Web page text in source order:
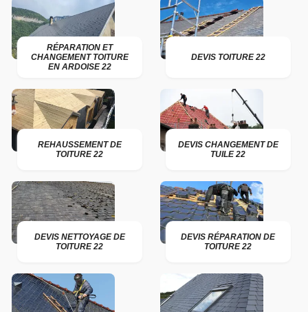
RÉPARATION ET
CHANGEMENT TOITURE
EN ARDOISE 22
DEVIS TOITURE 22
REHAUSSEMENT DE
TOITURE 22
DEVIS CHANGEMENT DE
TUILE 22
DEVIS NETTOYAGE DE
TOITURE 22
DEVIS RÉPARATION DE
TOITURE 22